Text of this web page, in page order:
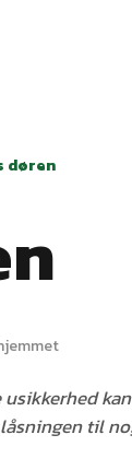
døren
til